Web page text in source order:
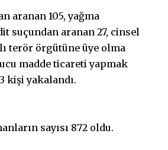
aranan 105, yağma
suçundan aranan 27, cinsel
terör örgütüne üye olma
madde ticareti yapmak
kişi yakalandı.
sayısı 872 oldu.